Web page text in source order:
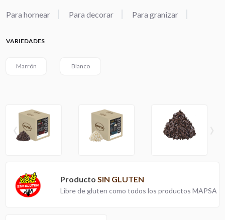
Para hornear Para decorar Para granizar
VARIEDADES
Marrón Blanco
‹
Producto SIN GLUTEN
Libre de gluten como todos los productos MAPSA